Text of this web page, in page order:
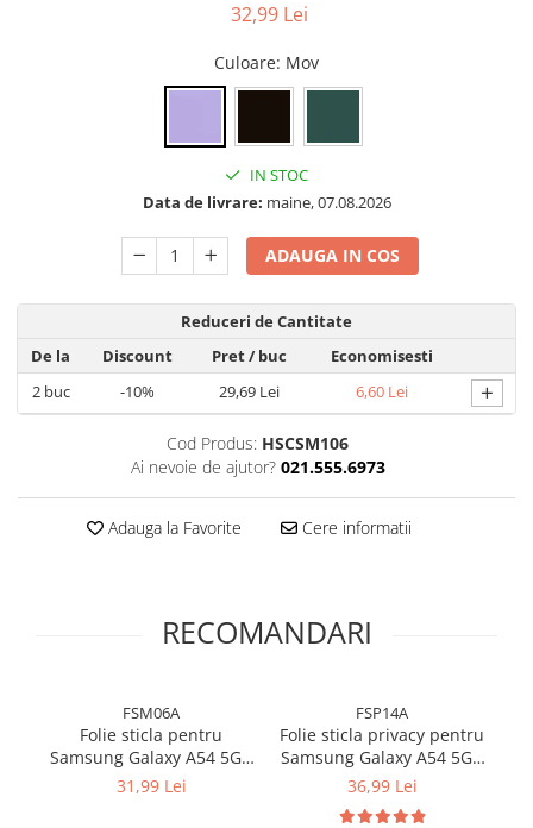
32,99 Lei
Culoare: Mov
IN STOC
Data de livrare: maine, 07.08.2026
ADAUGA IN COS
Reduceri de Cantitate
De la
Discount Pret/ buc
Economisesti
2buc -10% 29,69 Lei 6,60 Lei +
Cod Produs: HSCSM106
Ai nevoie de ajutor? 021.555.6973
Adauga la Favorite Cere informatii
RECOMANDARI
FSM06A
Folie sticla pentru
Samsung Galaxy A54 5G -
Full glue
31,99 Lei
FSP14A
Folie sticla privacy pentru
Samsung Galaxy A54 5G -
Full glue
36,99 Lei